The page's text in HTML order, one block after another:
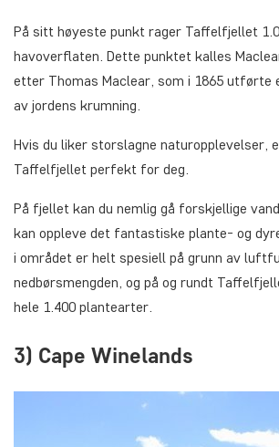
På sitt høyeste punkt rager Taffelfjellet
havoverflaten. Dette punktet kalles
etter Thomas Maclear, som i 1865 utførte
av jordens krumning.
Hvis du liker storslagne naturopplevelser,
Taffelfjellet perfekt for deg.
På fjellet kan du nemlig gå forskjellige
kan oppleve det fantastiske plante- og
i området er helt spesiell på grunn av
nedbørsmengden, og på og rundt
hele 1.400 plantearter.
3) Cape Winelands